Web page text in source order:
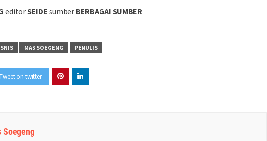
editorSEIDE sumber BERBAGAI SUMBER
MAS SOEGENG PENULIS
Tweet on twitter
Soegeng